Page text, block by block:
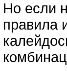
Но если
правила